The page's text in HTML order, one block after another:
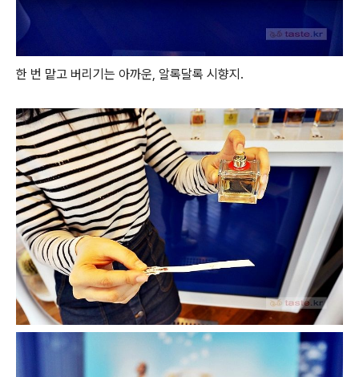
한 번 맡고 버리기는 아까운, 알록달록 시향지.